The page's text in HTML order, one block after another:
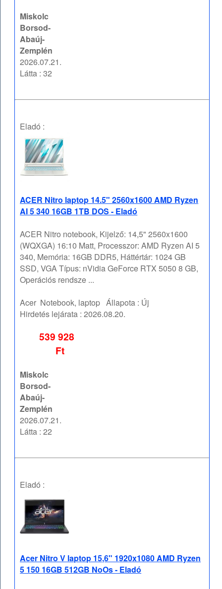
Miskolc
Borsod-
Abaúj-
Zemplén
2026.07.21.
Látta : 32
Eladó :
ACER Nitro laptop 14.5" 2560x1600 AMD Ryzen
AI 5 340 16GB 1TB DOS - Eladó
ACER Nitro notebook, Kijelző: 14,5" 2560x1600
(WQXGA) 16:10 Matt, Processzor: AMD Ryzen AI 5
340, Memória: 16GB DDR5, Háttértár: 1024 GB
SSD, VGA Típus: nVidia GeForce RTX 5050 8 GB,
Operációs rendsze ...
Acer Notebook, laptop Állapota : Új
Hirdetés lejárata :2026.08.20.
539 928
Ft
Miskolc
Borsod-
Abaúj-
Zemplén
2026.07.21.
Látta : 22
Eladó :
Acer Nitro V laptop 15,6" 1920x1080 AMD Ryzen
5 150 16GB 512GB NoOs - Eladó